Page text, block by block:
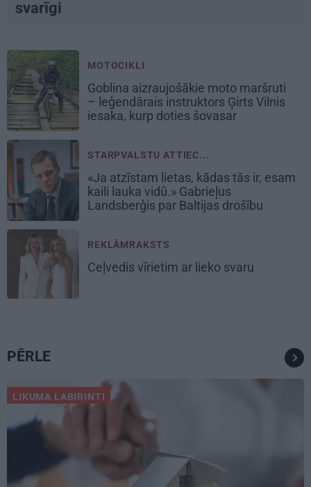
svarīgi
MOTOCIKLI
Goblina aizraujošākie moto maršruti
– leģendārais instruktors Ģirts Vilnis
iesaka, kurp doties šovasar
STARPVALSTU ATTIEC...
«Ja atzīstam lietas, kādas tās ir, esam
kaili lauka vidū.» Gabrieļus
Landsberģis par Baltijas drošību
REKLĀMRAKSTS
Ceļvedis vīrietim ar lieko svaru
PĒRLE
LIKUMA LABIRINTI